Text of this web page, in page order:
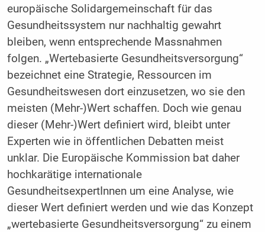
europäische Solidargemeinschaft für das
Gesundheitssystem nur nachhaltig gewahrt
bleiben, wenn entsprechende Massnahmen
folgen. „Wertebasierte Gesundheitsversorgung“
bezeichnet eine Strategie, Ressourcen im
Gesundheitswesen dort einzusetzen, wo sie den
meisten (Mehr-)Wert schaffen. Doch wie genau
dieser (Mehr-)Wert definiert wird, bleibt unter
Experten wie in öffentlichen Debatten meist
unklar. Die Europäische Kommission bat daher
hochkarätige internationale
GesundheitsexpertInnen um eine Analyse, wie
dieser Wert definiert werden und wie das Konzept
„wertebasierte Gesundheitsversorgung“ zu einem